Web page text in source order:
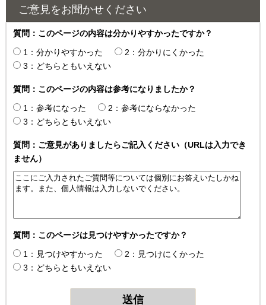
ご意見をお聞かせください
質問：このページの内容は分かりやすかったですか？
1：分かりやすかった
2：分かりにくかった
3：どちらともいえない
質問：このページの内容は参考になりましたか？
1：参考になった
2：参考にならなかった
3：どちらともいえない
質問：ご意見がありましたらご記入ください（URLは入力でき
ません）
質問：このページは見つけやすかったですか？
1：見つけやすかった
2：見つけにくかった
3：どちらともいえない